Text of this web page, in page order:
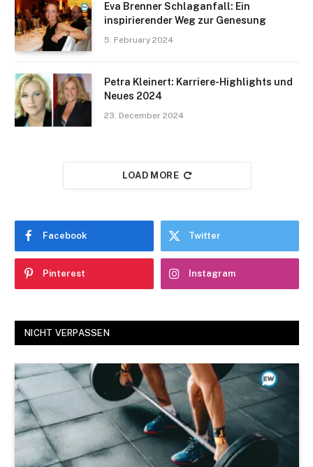
Eva Brenner Schlaganfall: Ein
inspirierender Weg zur Genesung
5. February 2024
Petra Kleinert: Karriere-Highlights und
Neues 2024
23. December 2024
LOAD MORE
Facebook Twitter
Pinterest Instagram
NICHT VERPASSEN